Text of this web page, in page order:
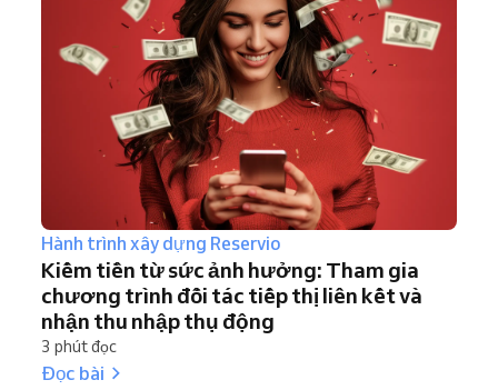
Hành trình xây dựng Reservio
Kiếm tiền từ sức ảnh hưởng: Tham gia
chương trình đối tác tiếp thị liên kết và
nhận thu nhập thụ động
3 phút đọc
Đọc bài